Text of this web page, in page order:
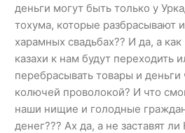
деньги могут быть только у
тохума, которые разбрасывают
харамных свадьбах?? И да, а
казахи к нам будут переходить
перебрасывать товары и деньги
колючей проволокой? И что
наши нищие и голодные
денег??? Ах да, а не заставят